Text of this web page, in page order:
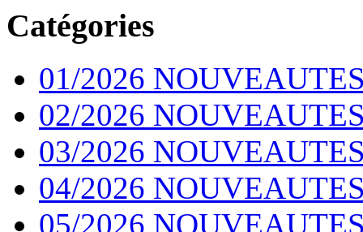
Catégories
01/2026
02/2026
03/2026
04/2026
05/2026